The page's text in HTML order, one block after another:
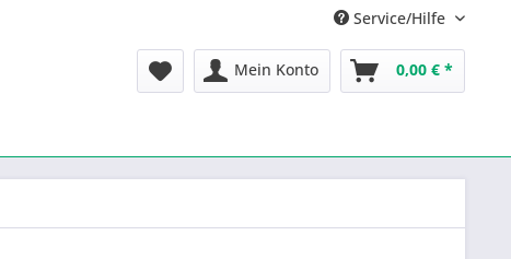
Service/Hilfe
Mein Konto 0,00 € *